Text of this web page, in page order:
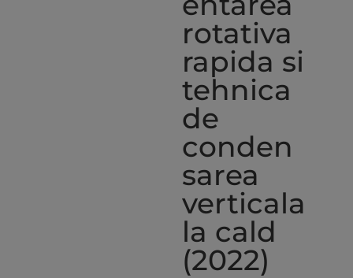
rotativa
rapida si
tehnica
de
conden
sarea
verticala
la cald
(2022)